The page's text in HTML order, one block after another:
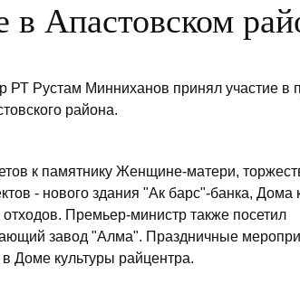
в Апастовском
РТ Рустам Минниханов принял участие в
района.
к памятнику Женщине-матери,
- нового здания "Ак барс"-банка, Дома
Премьер-министр также посетил
завод "Алма". Праздничные
Доме культуры райцентра.